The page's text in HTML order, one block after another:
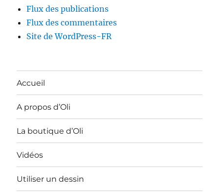
Flux des publications
Flux des commentaires
Site de WordPress-FR
Accueil
A propos d’Oli
La boutique d’Oli
Vidéos
Utiliser un dessin